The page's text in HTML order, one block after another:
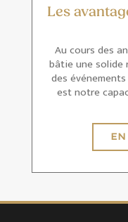
Les
Au cours des
bâtie une
des
est notre